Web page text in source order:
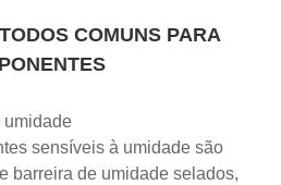
COMUNS PARA
umidade
sensíveis à umidade são
barreira de umidade selados,